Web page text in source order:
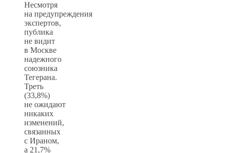
Несмотря
на предупреждения
экспертов,
публика
не видит
в Москве
надежного
союзника
Тегерана.
Треть
(33,8%)
не ожидают
никаких
изменений,
связанных
с Ираном,
а 21,7%